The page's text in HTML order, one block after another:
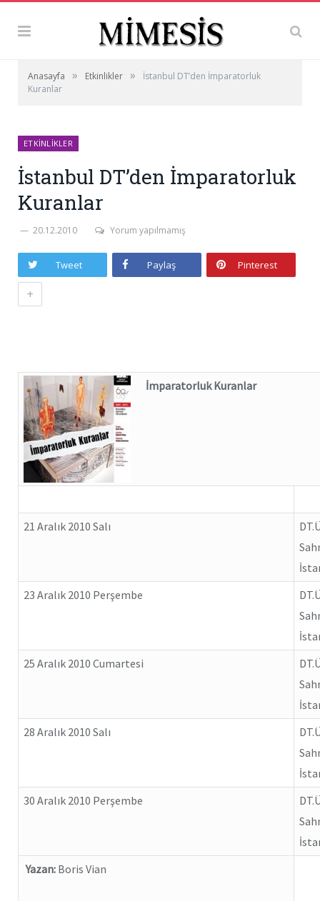
Anasayfa » Etkinlikler »
İstanbul DT’den İmparatorluk
Kuranlar
ETKINLIKLER
İstanbul DT’den İmparatorluk
Kuranlar
20.12.2010 Yorum yapılmamış
Tweet Paylaş Pinterest
+
İmparatorluk Kuranlar
21 Aralık 2010 Salı
23 Aralık 2010 Perşembe
25 Aralık 2010 Cumartesi
28 Aralık 2010 Salı
30 Aralık 2010 Perşembe
Yazan: Boris Vian